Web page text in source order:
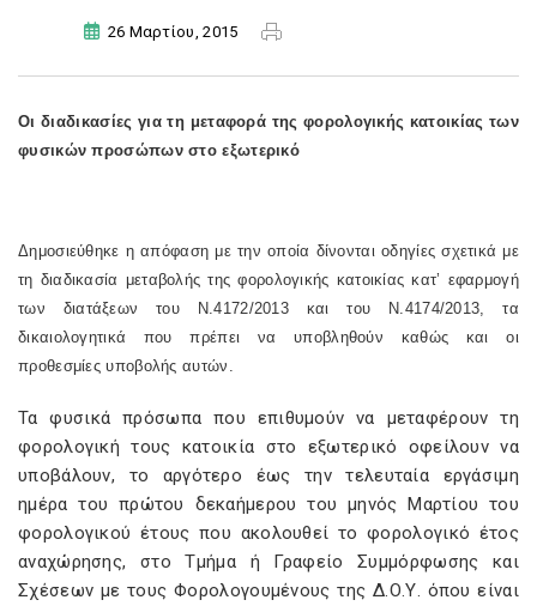
26 Μαρτίου, 2015
Οι διαδικασίες για τη μεταφορά της φορολογικής κατοικίας των
φυσικών προσώπων στο εξωτερικό
Δημοσιεύθηκε η απόφαση με την οποία δίνονται οδηγίες σχετικά με
τη διαδικασία μεταβολής της φορολογικής κατοικίας κατ’ εφαρμογή
των διατάξεων του Ν.4172/2013 και του Ν.4174/2013, τα
δικαιολογητικά που πρέπει να υποβληθούν καθώς και οι
προθεσμίες υποβολής αυτών.
Τα φυσικά πρόσωπα που επιθυμούν να μεταφέρουν τη
φορολογική τους κατοικία στο εξωτερικό οφείλουν να
υποβάλουν, το αργότερο έως την τελευταία εργάσιμη
ημέρα του πρώτου δεκαήμερου του μηνός Μαρτίου του
φορολογικού έτους που ακολουθεί το φορολογικό έτος
αναχώρησης, στο Τμήμα ή Γραφείο Συμμόρφωσης και
Σχέσεων με τους Φορολογουμένους της Δ.Ο.Υ. όπου είναι